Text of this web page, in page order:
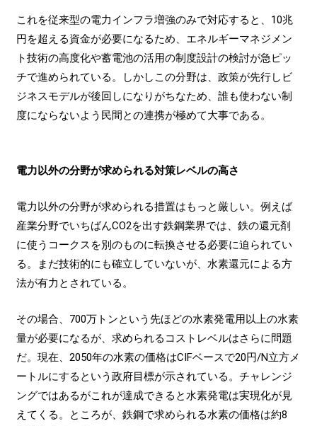
これを従来型の電力インフラ増強のみで対応すると、10兆
円を超える資金が必要になるため、エネルギーマネジメン
ト技術の高度化や蓄電池の活用の制度設計の検討が急ピッ
チで進められている。しかしこの分野は、政策が先行しビ
ジネスモデルが後回しになりがちなため、誰も使わない制
度にならないよう民間との連携が極めて大事である。
電力以外の分野が求められる対策レベルの高さ
電力以外の分野が求められる措置はもっと厳しい。例えば
産業分野でいちばんCO2を出す鉄鋼業界では、鉄の還元剤
に使うコークスを別のものに転換させる必要に迫られてい
る。まだ技術的にも確立していないが、水素還元による方
法が有力とされている。
その場合、700万トンという先ほどの水素発電用以上の水素
量が必要になるが、求められるコストレベルはさらに問題
だ。現在、2050年の水素の価格はCIFベースで20円/N立方メ
ートルにするという政府目標が示されている。チャレンジ
ングではあるがこれが達成できると水素発電は実現化が見
えてくる。ところが、鉄鋼で求められる水素の価格は約8